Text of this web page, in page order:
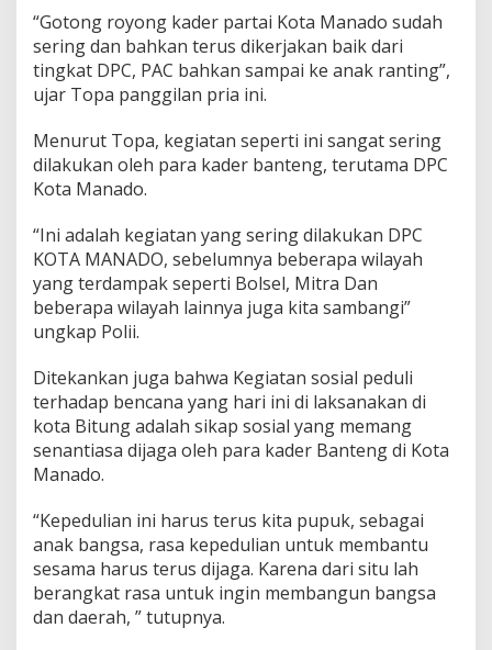
u
r
k
a
n
a
n
n
U
n
t
o
r
b
a
n
n
c
a
n
a
B
“Gotong royong kader partai Kota Manado sudah
sering dan bahkan terus dikerjakan baik dari
tingkat DPC, PAC bahkan sampai ke anak ranting”,
ujar Topa panggilan pria ini.
Menurut Topa, kegiatan seperti ini sangat sering
dilakukan oleh para kader banteng, terutama DPC
Kota Manado.
“Ini adalah kegiatan yang sering dilakukan DPC
KOTA MANADO, sebelumnya beberapa wilayah
yang terdampak seperti Bolsel, Mitra Dan
beberapa wilayah lainnya juga kita sambangi”
ungkap Polii.
Ditekankan juga bahwa Kegiatan sosial peduli
terhadap bencana yang hari ini di laksanakan di
kota Bitung adalah sikap sosial yang memang
senantiasa dijaga oleh para kader Banteng di Kota
Manado.
“Kepedulian ini harus terus kita pupuk, sebagai
anak bangsa, rasa kepedulian untuk membantu
sesama harus terus dijaga. Karena dari situ lah
berangkat rasa untuk ingin membangun bangsa
dan daerah, ” tutupnya.